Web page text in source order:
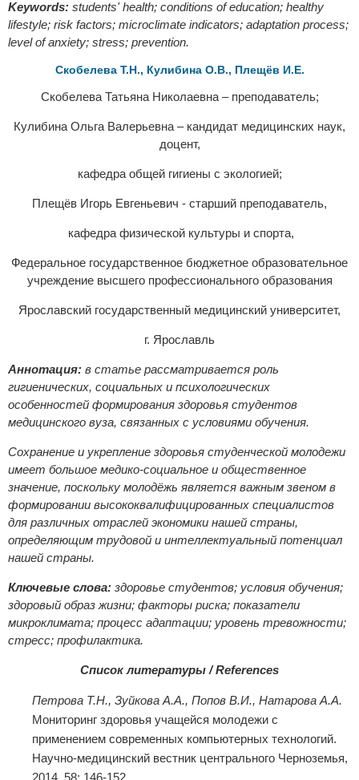
Keywords: students' health; conditions of education; healthy
lifestyle; risk factors; microclimate indicators; adaptation process;
level of anxiety; stress; prevention.
Скобелева Т.Н., Кулибина О.В., Плещёв И.Е.
Скобелева Татьяна Николаевна – преподаватель;
Кулибина Ольга Валерьевна – кандидат медицинских наук,
доцент,
кафедра общей гигиены с экологией;
Плещёв Игорь Евгеньевич - старший преподаватель,
кафедра физической культуры и спорта,
Федеральное государственное бюджетное образовательное
учреждение высшего профессионального образования
Ярославский государственный медицинский университет,
г. Ярославль
Аннотация: в статье рассматривается роль
гигиенических, социальных и психологических
особенностей формирования здоровья студентов
медицинского вуза, связанных с условиями обучения.
Сохранение и укрепление здоровья студенческой молодежи
имеет большое медико-социальное и общественное
значение, поскольку молодёжь является важным звеном в
формировании высококвалифицированных специалистов
для различных отраслей экономики нашей страны,
определяющим трудовой и интеллектуальный потенциал
нашей страны.
Ключевые слова: здоровье студентов; условия обучения;
здоровый образ жизни; факторы риска; показатели
микроклимата; процесс адаптации; уровень тревожности;
стресс; профилактика.
Список литературы / References
Петрова Т.Н., Зуйкова А.А., Попов В.И., Натарова А.А.
Мониторинг здоровья учащейся молодежи с
применением современных компьютерных технологий.
Научно-медицинский вестник центрального Черноземья,
2014. 58: 146-152.